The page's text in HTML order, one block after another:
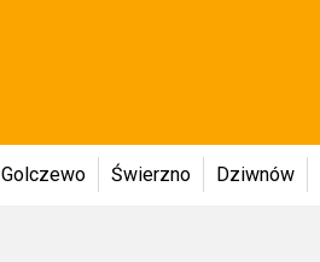
Golczewo Świerzno Dziwnów